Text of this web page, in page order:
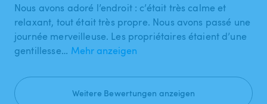
Nous avons adoré l’endroit : c’était très calme et
relaxant, tout était très propre. Nous avons passé une
journée merveilleuse. Les propriétaires étaient d’une
gentillesse… Mehr anzeigen
Weitere Bewertungen anzeigen